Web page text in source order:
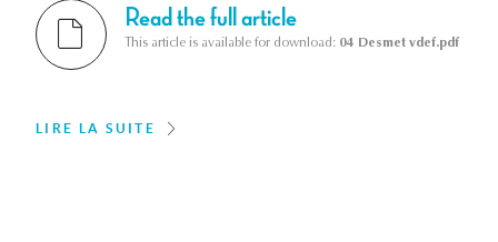
Read the full article
This article is available for download: 04 Desmet vdef.pdf
LIRE LA SUITE